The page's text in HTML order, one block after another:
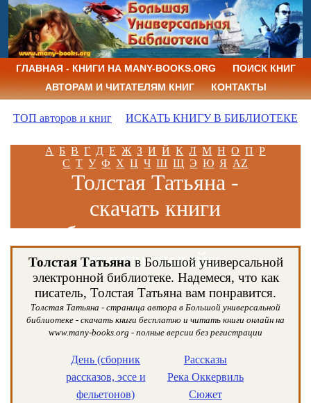
ГЛАВНАЯ - КНИГИ НА MANY-BOOKS.ORG
ПОИСК КНИГ
АВТОРАМ И ЧИТАТЕЛЯМ КНИГ
КОНТАКТЫ
ТОП авторов и книг ИСКАТЬ КНИГУ В БИБЛИОТЕКЕ
А Б В Г Д Е Ж З И Й К Л М Н О П Р
С Т У Ф Х Ц Ч Ш Щ Э Ю Я AZ
Толстая Татьяна -
скачать книги
бесплатно и читать
книги онлайн
Толстая Татьяна в Большой универсальной
электронной библиотеке. Надемеся, что как
писатель, Толстая Татьяна вам понравится.
Толстая Татьяна - страница автора в Большой универсальной
библиотеке - скачать книги бесплатно и читать книги онлайн на
www.many-books.org - полные версии без регистрации
День (сборник
рассказов, эссе и
фельетонов)
Рассказы
Река Оккервиль
Сюжет